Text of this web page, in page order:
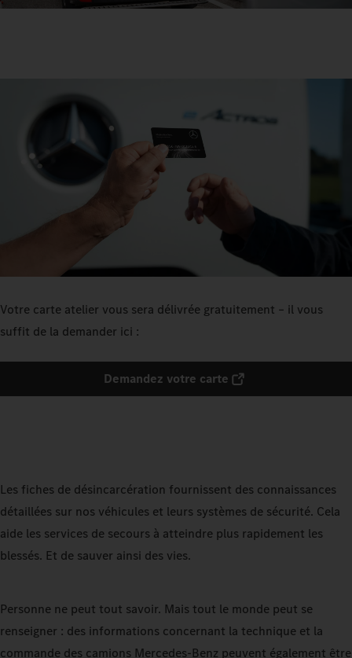
Votre carte atelier vous sera délivrée gratuitement – il vous
suffit de la demander ici :
Demandez votre carte
Les fiches de désincarcération fournissent des connaissances
détaillées sur nos véhicules et leurs systèmes de sécurité. Cela
aide les services de secours à atteindre plus rapidement les
blessés. Et de sauver ainsi des vies.
Personne ne peut tout savoir. Mais tout le monde peut se
renseigner : des informations concernant la technique et la
commande des camions Mercedes‑Benz peuvent également être